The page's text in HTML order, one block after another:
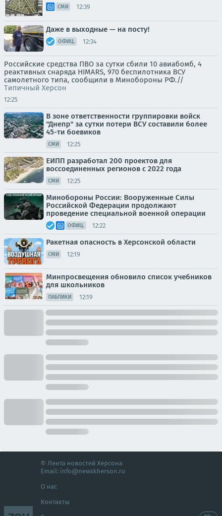
СМИ 12:39
Даже в выходные — на посту!
ОФИЦ. 12:34
Российские средства ПВО за сутки сбили 10 авиабомб, 4
реактивных снаряда HIMARS, 970 беспилотника ВСУ
самолетного типа, сообщили в Минобороны РФ.//
Типичный Херсон
12:25
В зоне ответственности группировки войск
"Днепр" за сутки потери ВСУ составили более
45-ти боевиков
СМИ 12:25
ЕИПП разработал 200 проектов для
воссоединенных регионов с 2022 года
СМИ 12:25
Минобороны России: Вооруженные Силы
Российской Федерации продолжают
проведение специальной военной операции
ОФИЦ. 12:22
Ракетная опасность в Херсонской области
СМИ 12:19
Минпросвещения обновило список учебников
для школьников
ПАБЛИКИ 12:19
© Лента новостей Херсона
Email: info@newskherson.ru
О нас
Контакты